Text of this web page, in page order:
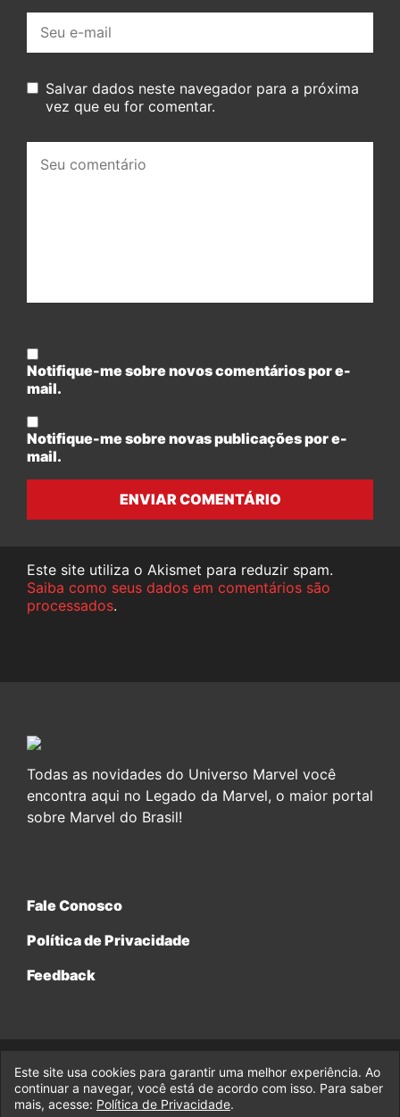
mail:
Salvar dados neste navegador para a próxima
vez que eu for comentar.
comentário:
Notifique-me sobre novos comentários por e-
mail.
Notifique-me sobre novas publicações por e-
mail.
ENVIAR COMENTÁRIO
Este site utiliza o Akismet para reduzir spam.
Saiba como seus dados em comentários são
processados.
Todas as novidades do Universo Marvel você
encontra aqui no Legado da Marvel, o maior portal
sobre Marvel do Brasil!
Fale Conosco
Política de Privacidade
Feedback
© 2017-2026 Legado da Marvel, uma empresa da Legado
Enterprises.
Este site usa cookies para garantir uma melhor experiência. Ao
continuar a navegar, você está de acordo com isso. Para saber
mais, acesse: Política de Privacidade.